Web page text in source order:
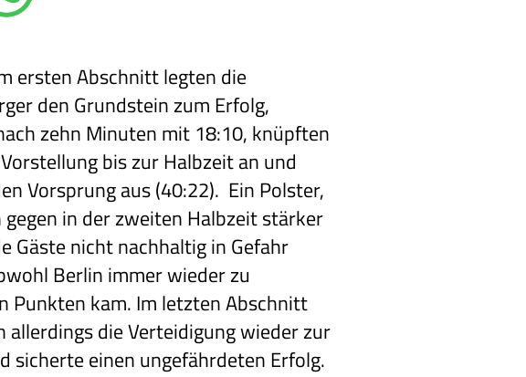
ersten Abschnitt legten die
den Grundstein zum Erfolg,
zehn Minuten mit 18:10, knüpften
bis zur Halbzeit an und
Vorsprung aus (40:22). Ein Polster,
gegen in der zweiten Halbzeit stärker
Gäste nicht nachhaltig in Gefahr
Berlin immer wieder zu
Punkten kam. Im letzten Abschnitt
allerdings die Verteidigung wieder zur
sicherte einen ungefährdeten Erfolg.